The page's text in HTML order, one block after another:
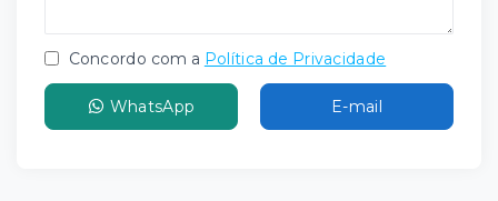
Concordo com a Política de Privacidade
WhatsApp E-mail